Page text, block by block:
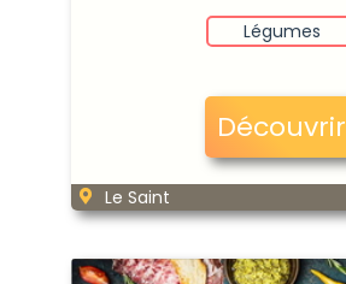
Légumes
Découvrir
Le Saint